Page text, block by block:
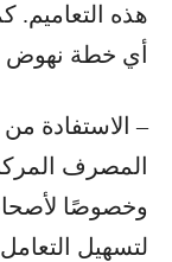
هذه
أي خطة نهوض
– الاستفادة
المصرف
وخصوصًا
لتسهيل